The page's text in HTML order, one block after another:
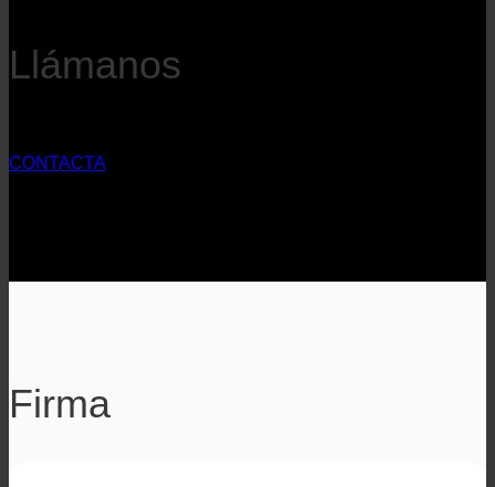
Llámanos
CONTACTA
Firma